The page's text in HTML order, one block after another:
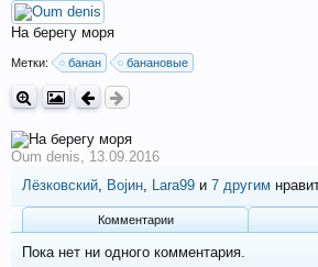
На берегу моря
Метки: банан банановые
Oum denis, 13.09.2016
Лёзковский, Војин, Lara99 и 7 другим
Комментарии
Пока нет ни одного комментария.